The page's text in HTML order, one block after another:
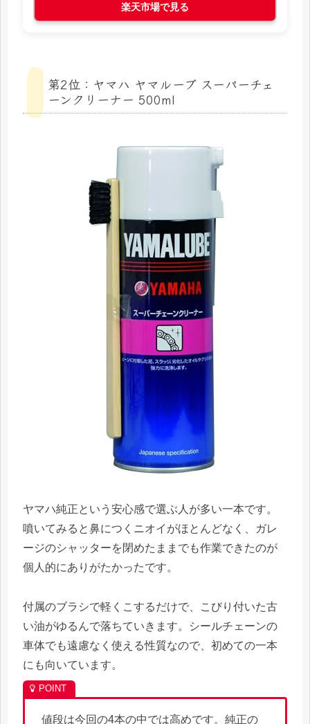
楽天市場で見る
第2位：ヤマハ ヤマルーブ スーパーチェ
ーンクリーナー 500ml
ヤマハ純正という安心感で選ぶ人が多い一本です。
噴いてみると鼻につくニオイがほとんどなく、ガレ
ージのシャッターを閉めたままでも作業できたのが
個人的にありがたかったです。
付属のブラシで軽くこするだけで、こびり付いた古
い油がゆるんで落ちていきます。シールチェーンの
車体でも遠慮なく使える性質なので、初めての一本
にも向いています。
値段は今回の4本の中では高めです。純正の